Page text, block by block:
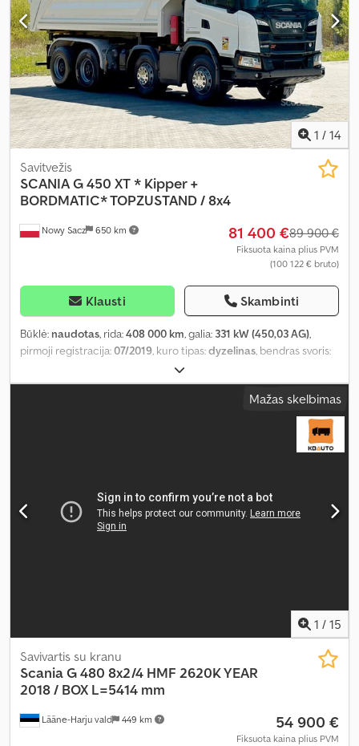
1 / 14
Nowy Sacz 650 km
Savitvežis
SCANIAG 450 XT * Kipper +
BORDMATIC* TOPZUSTAND / 8x4
81 400 €89 900 €
Fiksuota kaina plius PVM
(100 122 € bruto)
Klausti Skambinti
Būklė: naudotas, rida:408 000 km, galia: 331 kW (450,03 AG),
pirmoji registracija:07/2019, kuro tipas:dyzelinas, bendras svoris:
3 ašys
automatinis, krovimo vietos ilgis:5 750 mm, krovinių skyriaus
900 mm, Gamybos metai:
Mažas skelbimas
1 / 15
Lääne-Harju vald 449 km
Savivartis su kranu
ScaniaG 480 8x2/4 HMF 2620K YEAR
2018 / BOX L=5414 mm
54 900 €
Fiksuota kaina plius PVM